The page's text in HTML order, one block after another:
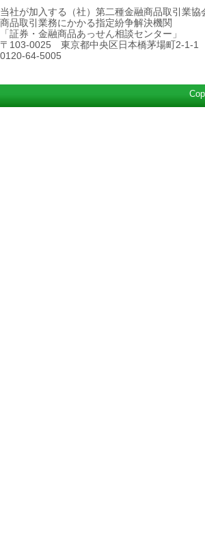
当社が加入する（社）第二種金融商品取引業協
商品取引業務にかかる指定紛争解決機関
「証券・金融商品あっせん相談センター」
〒103-0025 東京都中央区日本橋茅場町2-1-
0120-64-5005